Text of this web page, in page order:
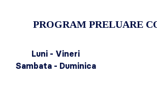
PROGRAM PRELUARE
Luni - Vineri
Sambata - Duminica